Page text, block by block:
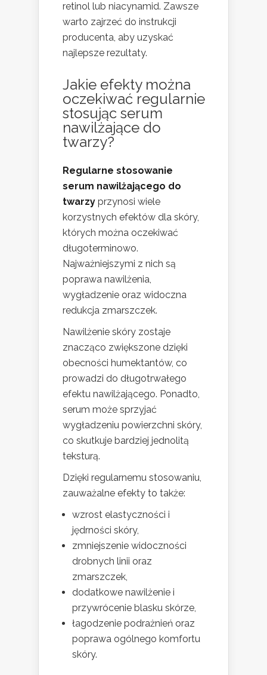
retinol lub niacynamid. Zawsze
warto zajrzeć do instrukcji
producenta, aby uzyskać
najlepsze rezultaty.
Jakie efekty można
oczekiwać regularnie
stosując serum
nawilżające do
twarzy?
Regularne stosowanie
serum nawilżającego do
twarzy przynosi wiele
korzystnych efektów dla skóry,
których można oczekiwać
długoterminowo.
Najważniejszymi z nich są
poprawa nawilżenia,
wygładzenie oraz widoczna
redukcja zmarszczek.
Nawilżenie skóry zostaje
znacząco zwiększone dzięki
obecności humektantów, co
prowadzi do długotrwałego
efektu nawilżającego. Ponadto,
serum może sprzyjać
wygładzeniu powierzchni skóry,
co skutkuje bardziej jednolitą
teksturą.
Dzięki regularnemu stosowaniu,
zauważalne efekty to także:
wzrost elastyczności i
jędrności skóry,
zmniejszenie widoczności
drobnych linii oraz
zmarszczek,
dodatkowe nawilżenie i
przywrócenie blasku skórze,
łagodzenie podrażnień oraz
poprawa ogólnego komfortu
skóry.